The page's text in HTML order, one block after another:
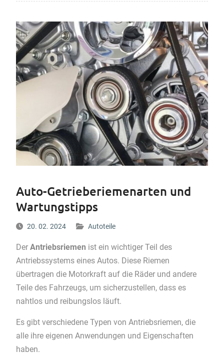
Auto-Getrieberiemenarten und
Wartungstipps
20. 02. 2024 Autoteile
Der Antriebsriemen ist ein wichtiger Teil des
Antriebssystems eines Autos. Diese Riemen
übertragen die Motorkraft auf die Räder und andere
Teile des Fahrzeugs, um sicherzustellen, dass es
nahtlos und reibungslos läuft.
Es gibt verschiedene Typen von Antriebsriemen, die
alle ihre eigenen Anwendungen und Eigenschaften
haben.